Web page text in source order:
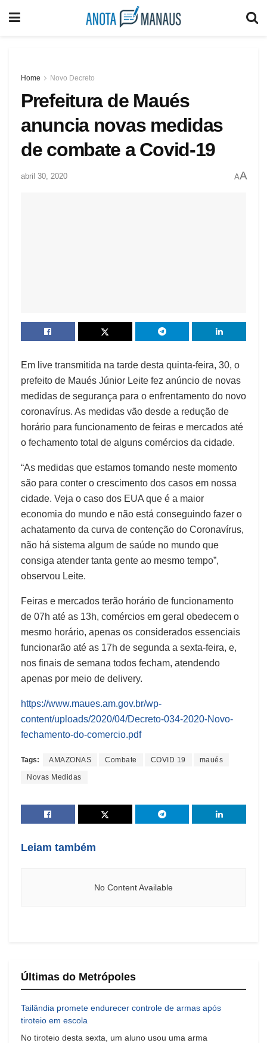
Home Novo Decreto
Prefeitura de Maués
anuncia novas medidas
de combate a Covid-19
abril 30, 2020 AA
Em live transmitida na tarde desta quinta-feira, 30, o
prefeito de Maués Júnior Leite fez anúncio de novas
medidas de segurança para o enfrentamento do novo
coronavírus. As medidas vão desde a redução de
horário para funcionamento de feiras e mercados até
o fechamento total de alguns comércios da cidade.
“As medidas que estamos tomando neste momento
são para conter o crescimento dos casos em nossa
cidade. Veja o caso dos EUA que é a maior
economia do mundo e não está conseguindo fazer o
achatamento da curva de contenção do Coronavírus,
não há sistema algum de saúde no mundo que
consiga atender tanta gente ao mesmo tempo”,
observou Leite.
Feiras e mercados terão horário de funcionamento
de 07h até as 13h, comércios em geral obedecem o
mesmo horário, apenas os considerados essenciais
funcionarão até as 17h de segunda a sexta-feira, e,
nos finais de semana todos fecham, atendendo
apenas por meio de delivery.
https://www.maues.am.gov.br/wp-
content/uploads/2020/04/Decreto-034-2020-Novo-
fechamento-do-comercio.pdf
Tags: AMAZONAS Combate COVID 19 maués
Novas Medidas
Leiam também
No Content Available
Últimas do Metrópoles
Tailândia promete endurecer controle de armas após
tiroteio em escola
No tiroteio desta sexta, um aluno usou uma arma